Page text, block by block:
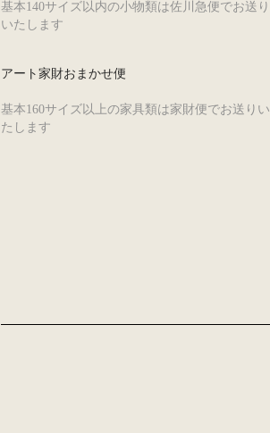
基本140サイズ以内の小物類は佐川急便でお送り
いたします
アート家財おまかせ便
基本160サイズ以上の家具類は家財便でお送りい
たします